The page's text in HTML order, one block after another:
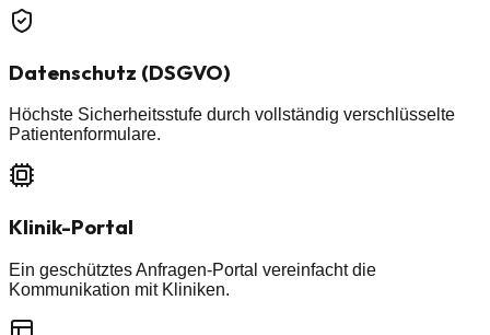
Datenschutz (DSGVO)
Höchste Sicherheitsstufe durch vollständig verschlüsselte
Patientenformulare.
Klinik-Portal
Ein geschütztes Anfragen-Portal vereinfacht die
Kommunikation mit Kliniken.